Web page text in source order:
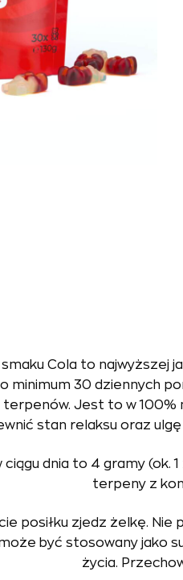
Cola to najwyższej
minimum 30 dziennych
Jest to w 100%
stan relaksu oraz
dnia to 4 gramy (ok.
terpeny z
posiłku zjedz żelkę.
być stosowany
życia.